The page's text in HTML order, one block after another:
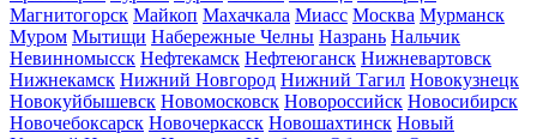
Магнитогорск Майкоп Махачкала Миасс Москва Мурманск
Муром Мытищи Набережные Челны Назрань Нальчик
Невинномысск Нефтекамск Нефтеюганск Нижневартовск
Нижнекамск Нижний Новгород Нижний Тагил Новокузнецк
Новокуйбышевск Новомосковск Новороссийск Новосибирск
Новочебоксарск Новочеркасск Новошахтинск Новый